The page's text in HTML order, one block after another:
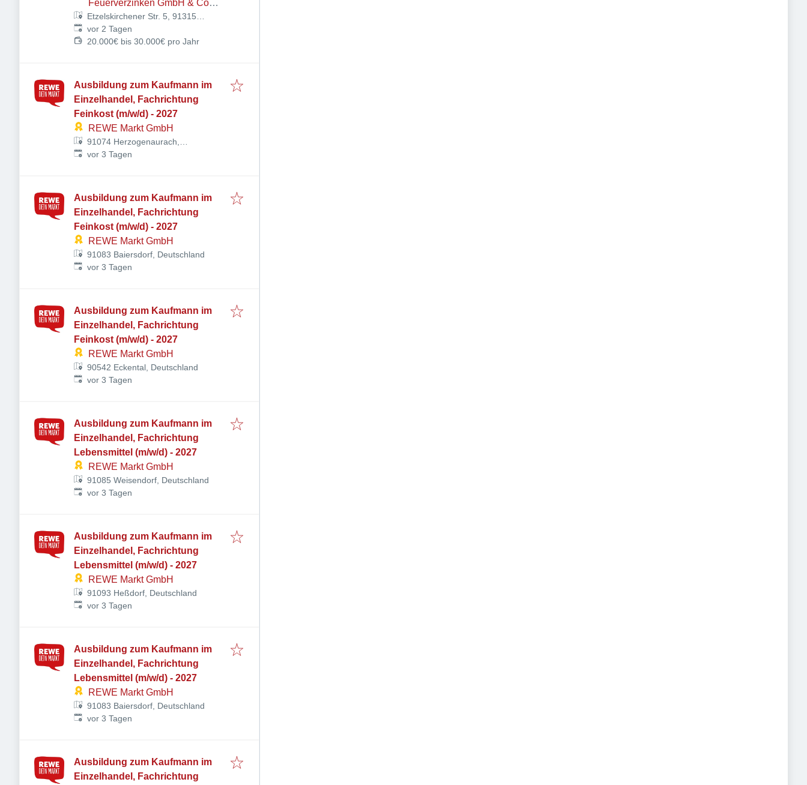
Feuerverzinken GmbH & Co
KG
Etzelskirchener Str. 5, 91315
Höchstadt, Deutschland
Veröffentlicht:
vor 2 Tagen
20.000€ bis 30.000€ pro Jahr
Ausbildung zum Kaufmann im
Einzelhandel, Fachrichtung
Feinkost (m/w/d) - 2027
REWE Markt GmbH
91074 Herzogenaurach,
Deutschland
Veröffentlicht:
vor 3 Tagen
Ausbildung zum Kaufmann im
Einzelhandel, Fachrichtung
Feinkost (m/w/d) - 2027
REWE Markt GmbH
91083 Baiersdorf, Deutschland
Veröffentlicht:
vor 3 Tagen
Ausbildung zum Kaufmann im
Einzelhandel, Fachrichtung
Feinkost (m/w/d) - 2027
REWE Markt GmbH
90542 Eckental, Deutschland
Veröffentlicht:
vor 3 Tagen
Ausbildung zum Kaufmann im
Einzelhandel, Fachrichtung
Lebensmittel (m/w/d) - 2027
REWE Markt GmbH
91085 Weisendorf, Deutschland
Veröffentlicht:
vor 3 Tagen
Ausbildung zum Kaufmann im
Einzelhandel, Fachrichtung
Lebensmittel (m/w/d) - 2027
REWE Markt GmbH
91093 Heßdorf, Deutschland
Veröffentlicht:
vor 3 Tagen
Ausbildung zum Kaufmann im
Einzelhandel, Fachrichtung
Lebensmittel (m/w/d) - 2027
REWE Markt GmbH
91083 Baiersdorf, Deutschland
Veröffentlicht:
vor 3 Tagen
Ausbildung zum Kaufmann im
Einzelhandel, Fachrichtung